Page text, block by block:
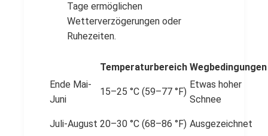
Tage ermöglichen
Wetterverzögerungen oder
Ruhezeiten.
Temperaturbereich Wegbedingungen
Ende Mai-
Juni
15–25 °C (59–77 °F)
Etwas hoher
Schnee
Juli-August 20–30 °C (68–86 °F) Ausgezeichnet